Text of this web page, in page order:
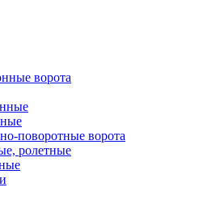
поворотные ворота
ролетные